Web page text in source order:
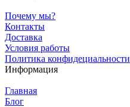
Почему мы?
Контакты
Доставка
Условия работы
Политика конфидециальности
Информация
Главная
Блог